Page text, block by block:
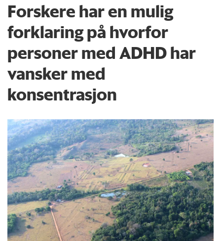
Forskere har en mulig
forklaring på hvorfor
personer med ADHD har
vansker med
konsentrasjon